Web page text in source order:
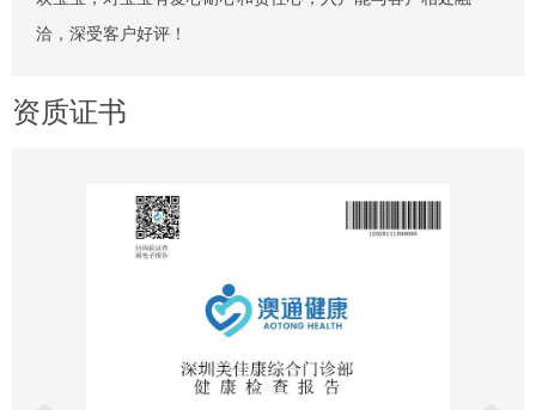
洽，深受客户好评！
资质证书